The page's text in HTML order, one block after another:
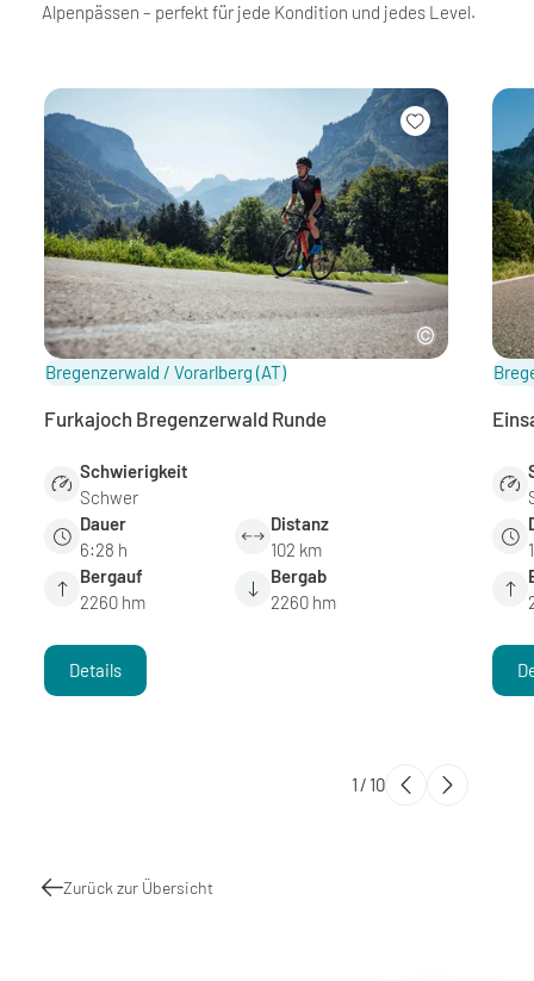
Alpenpässen – perfekt für jede Kondition und jedes Level.
Bregenzerwald / Vorarlberg (AT)
Furkajoch Bregenzerwald Runde
Schwierigkeit
Schwer
Dauer
6:28 h
Distanz
102 km
Bergauf
2260 hm
Bergab
2260 hm
Details
1 / 10
Zurück zur Übersicht